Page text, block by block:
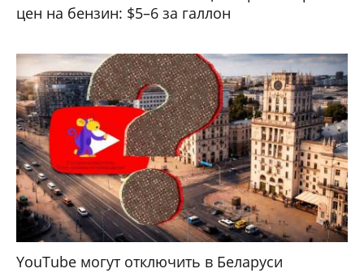
цен на бензин: $5–6 за галлон
YouTube могут отключить в Беларуси